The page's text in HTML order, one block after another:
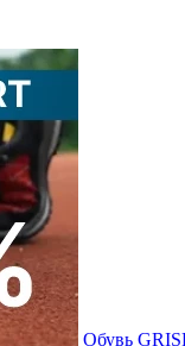
Обувь